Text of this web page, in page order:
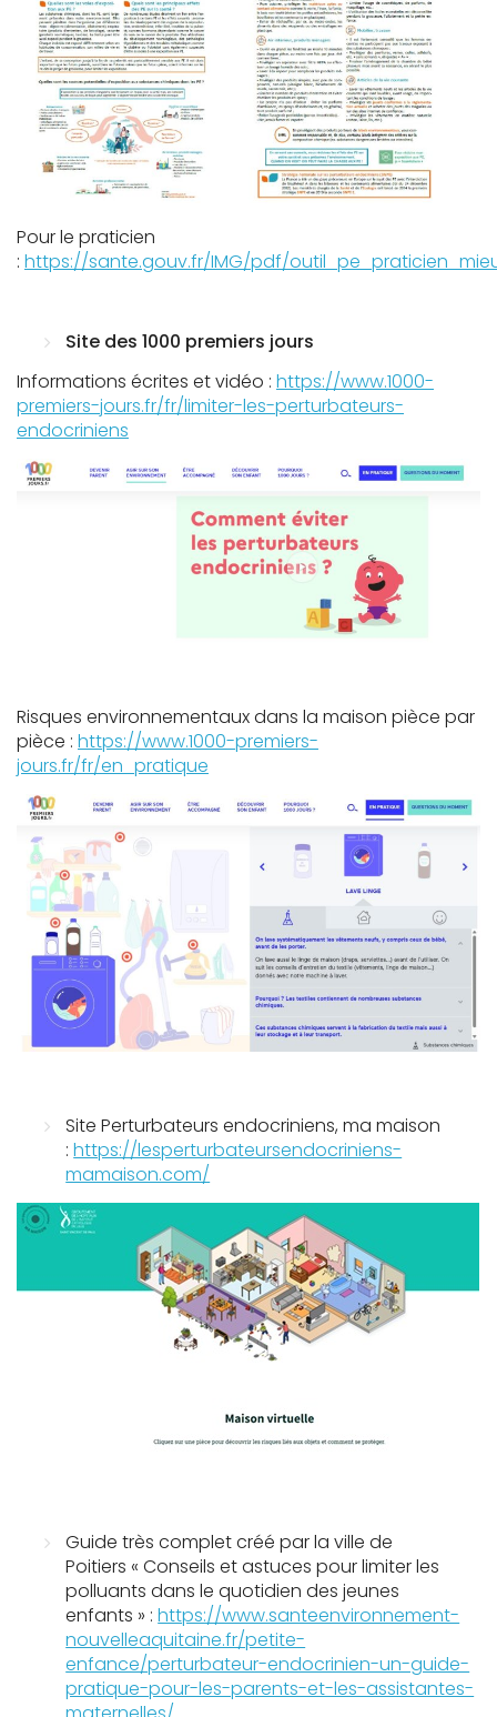
Pour le praticien
: https://sante.gouv.fr/IMG/pdf/
Site des 1000 premiers jours
Informations écrites et vidéo : https://www.1000-
premiers-jours.fr/fr/limiter-les-perturbateurs-
endocriniens
Risques environnementaux dans la maison pièce par
pièce : https://www.1000-premiers-
jours.fr/fr/en_pratique
Site Perturbateurs endocriniens, ma maison
: https://lesperturbateursendocriniens-
mamaison.com/
Guide très complet créé par la ville de
Poitiers « Conseils et astuces pour limiter les
polluants dans le quotidien des jeunes
enfants » :https://www.santeenvironnement-
nouvelleaquitaine.fr/petite-
enfance/perturbateur-endocrinien-un-guide-
pratique-pour-les-parents-et-les-assistantes-